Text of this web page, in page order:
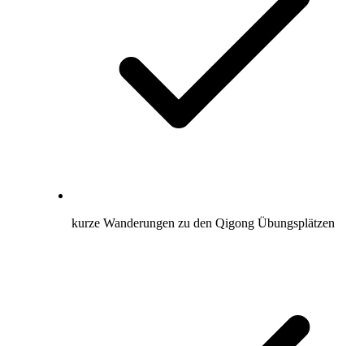
kurze Wanderungen zu den Qigong Übungsplätzen